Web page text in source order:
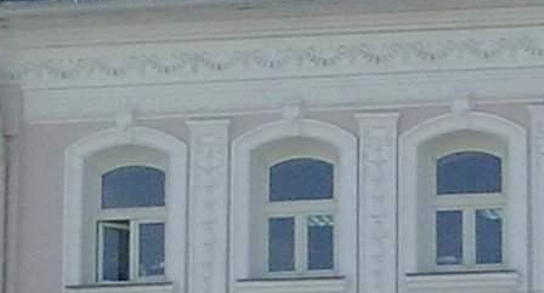
трафик в г.Ярославль, расположение прямо на остановке
общественного транспорта, сдаю, 8-920-654-72-04.
590 (+1)
Навигация
Характеристики
О помещении
Где находится
Другие объявления
Характеристики помещения
№ объявления